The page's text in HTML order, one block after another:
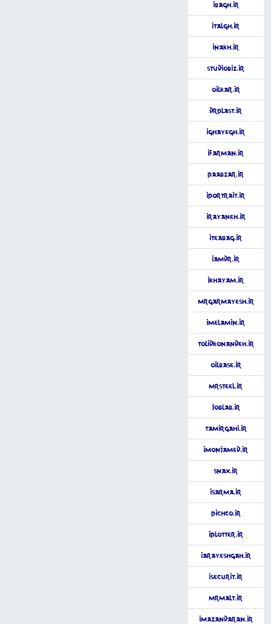
iBagh.ir
iTalgh.ir
iNakh.ir
StudioBiz.ir
OilKar.ir
DrPlast.ir
iGhayegh.ir
iFarman.ir
PaAbzar.ir
iPortrait.ir
iRayaneh.ir
iTeaBag.ir
iAmDr.ir
iKhayam.ir
MrGarmayesh.ir
iMelamin.ir
TolidKonandeh.ir
OilBase.ir
MrSteel.ir
JobLab.ir
Tamirgahi.ir
iMonjamed.ir
Snax.ir
iSarma.ir
Pichco.ir
iPlotter.ir
iArayeshgah.ir
iSecurit.ir
MrMalt.ir
iMazandaran.ir